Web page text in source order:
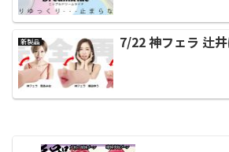
新製品 7/22 神フェラ 辻